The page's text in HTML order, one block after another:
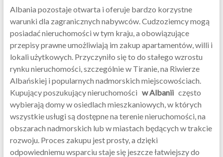
Albania pozostaje otwarta i oferuje bardzo korzystne
warunki dla zagranicznych nabywców. Cudzoziemcy mogą
posiadać nieruchomości w tym kraju, a obowiązujące
przepisy prawne umożliwiają im zakup apartamentów, willi i
lokali użytkowych. Przyczyniło się to do stałego wzrostu
rynku nieruchomości, szczególnie w Tiranie, na Riwierze
Albańskiej i popularnych nadmorskich miejscowościach.
Kupujący poszukujący nieruchomości w Albaniiczęsto
wybierają domy w osiedlach mieszkaniowych, w których
wszystkie usługi są dostępne na terenie nieruchomości, na
obszarach nadmorskich lub w miastach będących w trakcie
rozwoju. Proces zakupu jest prosty, a dzięki
odpowiedniemu wsparciu staje się jeszcze łatwiejszy do